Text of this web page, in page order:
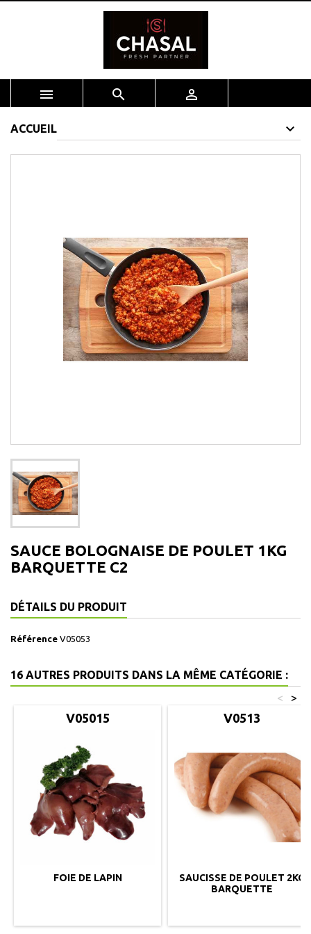
  
ACCUEIL
SAUCE BOLOGNAISE DE POULET 1KG
BARQUETTE C2
DÉTAILS DU PRODUIT
Référence V05053
16 AUTRES PRODUITS DANS LA MÊME CATÉGORIE :
>
<
V05015
FOIE DE LAPIN
V0513
SAUCISSE DE POULET 2KG
BARQUETTE